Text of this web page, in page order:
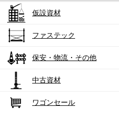
仮設資材
ファステック
保安・物流・その他
中古資材
ワゴンセール